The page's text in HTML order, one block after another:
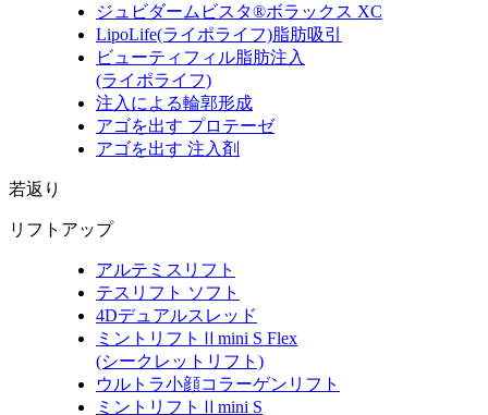
ジュビダームビスタ®ボラックス XC
LipoLife(ライポライフ)脂肪吸引
ビューティフィル脂肪注入
(ライポライフ)
注入による輪郭形成
アゴを出す プロテーゼ
アゴを出す 注入剤
若返り
リフトアップ
アルテミスリフト
テスリフト ソフト
4Dデュアルスレッド
ミントリフトⅡmini S Flex
(シークレットリフト)
ウルトラ小顔コラーゲンリフト
ミントリフトⅡmini S